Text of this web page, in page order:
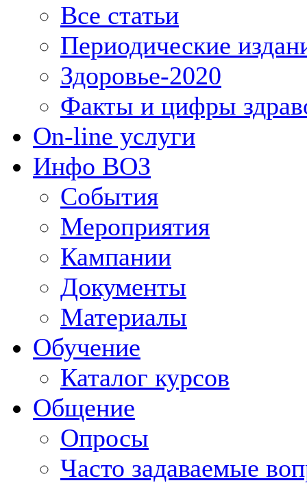
Все статьи
Периодические
Здоровье-2020
Факты и цифры
On-line услуги
Инфо ВОЗ
События
Мероприятия
Кампании
Документы
Материалы
Обучение
Каталог курсов
Общение
Опросы
Часто задаваемые